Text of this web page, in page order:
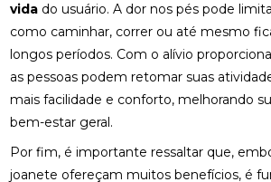
vida do usuário. A dor nos pés pode
como caminhar, correr ou até mesmo
longos períodos. Com o alívio
as pessoas podem retomar suas
mais facilidade e conforto, melhorando
bem-estar geral.
Por fim, é importante ressaltar que,
joanete ofereçam muitos benefícios, é
BENEFÍCIOS DA QUIROPRAXIA PARA O NERVO
BENEFÍCIOS DA QUIROPRAXIA
BENEFÍCIOS DAS PALMILHAS PARA
CLÍNICA DE OSTEOPATIA: COMO ESCOLHER A
MELHOR PARA SUAS